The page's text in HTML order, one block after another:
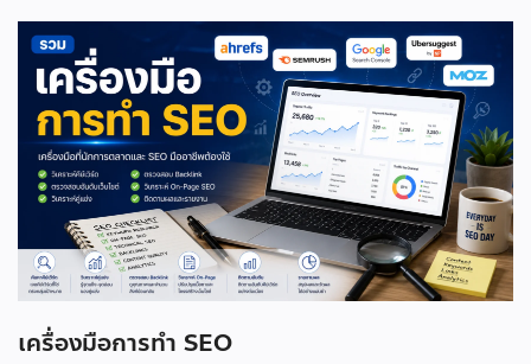
เครื่องมือการทำ SEO